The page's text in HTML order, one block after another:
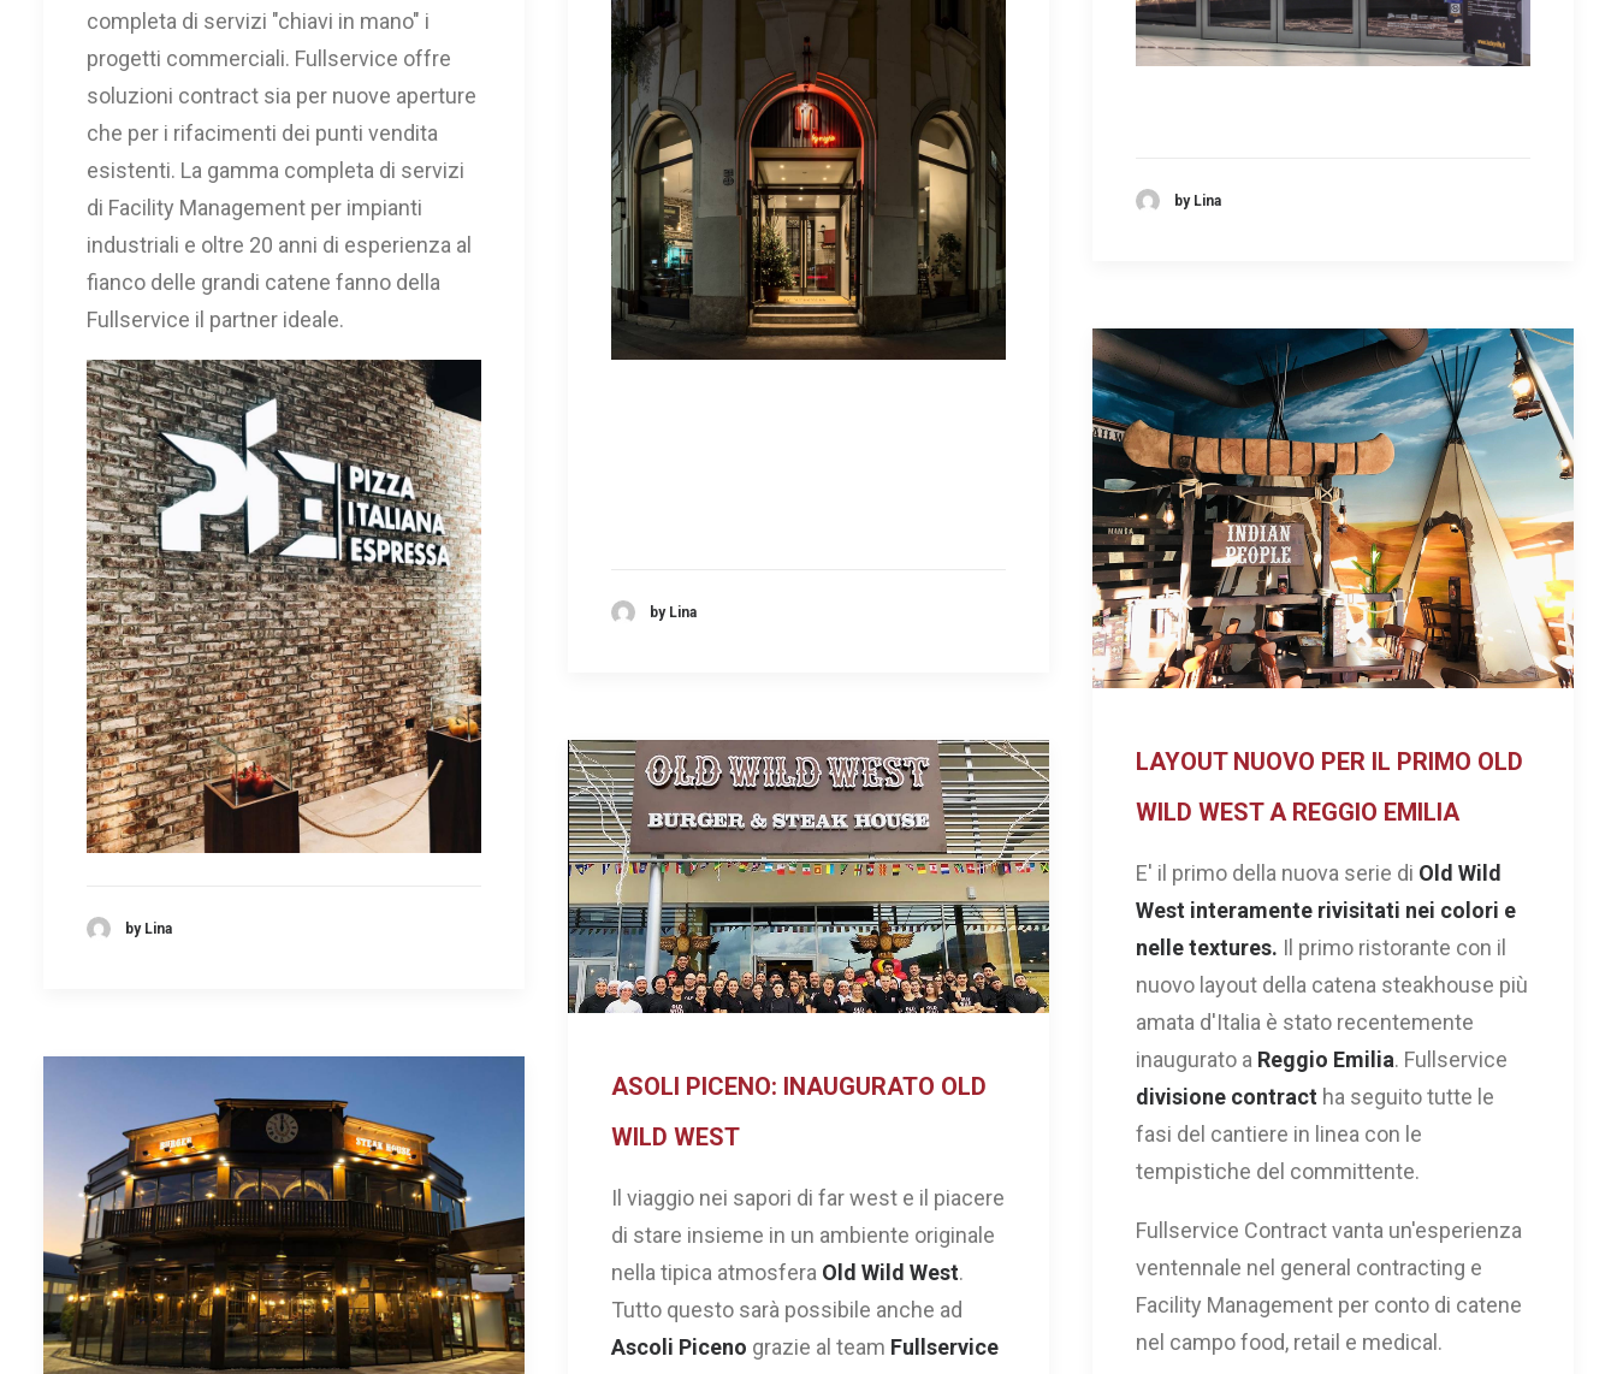
completa di servizi "chiavi in mano" i
progetti commerciali. Fullservice offre
soluzioni contract sia per nuove aperture
che per i rifacimenti dei punti vendita
esistenti. La gamma completa di servizi
di Facility Management per impianti
industriali e oltre 20 anni di esperienza al
fianco delle grandi catene fanno della
Fullservice il partner ideale.
by Lina
by Lina
by Lina
LAYOUT NUOVO PER IL PRIMO OLD
WILD WEST A REGGIO EMILIA
E' il primo della nuova serie di Old Wild
West interamente rivisitati nei colori e
nelle textures. Il primo ristorante con il
nuovo layout della catena steakhouse più
amata d'Italia è stato recentemente
inaugurato a Reggio Emilia. Fullservice
divisione contract ha seguito tutte le
fasi del cantiere in linea con le
tempistiche del committente.
Fullservice Contract vanta un'esperienza
ventennale nel general contracting e
Facility Management per conto di catene
nel campo food, retail e medical.
ASOLI PICENO: INAUGURATO OLD
WILD WEST
Il viaggio nei sapori di far west e il piacere
di stare insieme in un ambiente originale
nella tipica atmosfera Old Wild West.
Tutto questo sarà possibile anche ad
Ascoli Piceno grazie al team Fullservice